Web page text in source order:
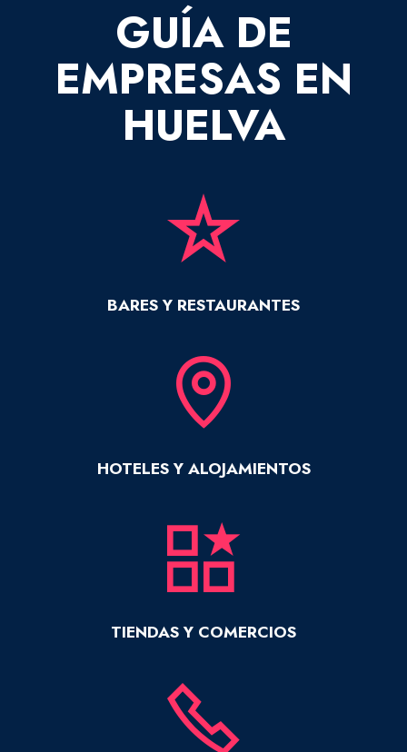
GUÍA DE
EMPRESAS EN
HUELVA
BARES Y RESTAURANTES
HOTELES Y ALOJAMIENTOS
TIENDAS Y COMERCIOS